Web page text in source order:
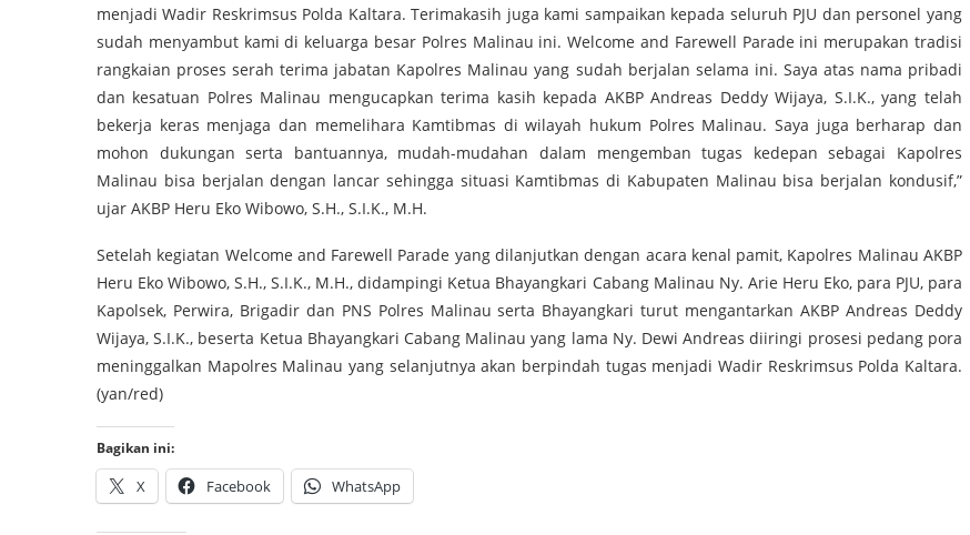
menjadi Wadir Reskrimsus Polda Kaltara. Terimakasih juga kami sampaikan kepada seluruh PJU dan personel yang
sudah menyambut kami di keluarga besar Polres Malinau ini. Welcome and Farewell Parade ini merupakan tradisi
rangkaian proses serah terima jabatan Kapolres Malinau yang sudah berjalan selama ini. Saya atas nama pribadi
dan kesatuan Polres Malinau mengucapkan terima kasih kepada AKBP Andreas Deddy Wijaya, S.I.K., yang telah
bekerja keras menjaga dan memelihara Kamtibmas di wilayah hukum Polres Malinau. Saya juga berharap dan
mohon dukungan serta bantuannya, mudah-mudahan dalam mengemban tugas kedepan sebagai Kapolres
Malinau bisa berjalan dengan lancar sehingga situasi Kamtibmas di Kabupaten Malinau bisa berjalan kondusif,”
ujar AKBP Heru Eko Wibowo, S.H., S.I.K., M.H.
Setelah kegiatan Welcome and Farewell Parade yang dilanjutkan dengan acara kenal pamit, Kapolres Malinau AKBP
Heru Eko Wibowo, S.H., S.I.K., M.H., didampingi Ketua Bhayangkari Cabang Malinau Ny. Arie Heru Eko, para PJU, para
Kapolsek, Perwira, Brigadir dan PNS Polres Malinau serta Bhayangkari turut mengantarkan AKBP Andreas Deddy
Wijaya, S.I.K., beserta Ketua Bhayangkari Cabang Malinau yang lama Ny. Dewi Andreas diiringi prosesi pedang pora
meninggalkan Mapolres Malinau yang selanjutnya akan berpindah tugas menjadi Wadir Reskrimsus Polda Kaltara.
(yan/red)
Bagikan ini:
X Facebook WhatsApp